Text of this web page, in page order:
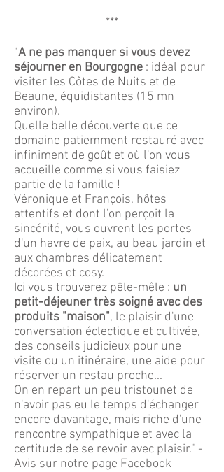
***
"A ne pas manquer si vous devez
séjourner en Bourgogne : idéal pour
visiter les Côtes de Nuits et de
Beaune, équidistantes (15 mn
environ).
Quelle belle découverte que ce
domaine patiemment restauré avec
infiniment de goût et où l'on vous
accueille comme si vous faisiez
partie de la famille !
Véronique et François, hôtes
attentifs et dont l'on perçoit la
sincérité, vous ouvrent les portes
d'un havre de paix, au beau jardin et
aux chambres délicatement
décorées et cosy.
Ici vous trouverez pêle-mêle : un
petit-déjeuner très soigné avec des
produits "maison", le plaisir d'une
conversation éclectique et cultivée,
des conseils judicieux pour une
visite ou un itinéraire, une aide pour
réserver un restau proche...
On en repart un peu tristounet de
n'avoir pas eu le temps d'échanger
encore davantage, mais riche d'une
rencontre sympathique et avec la
certitude de se revoir avec plaisir." -
Avis sur notre page Facebook